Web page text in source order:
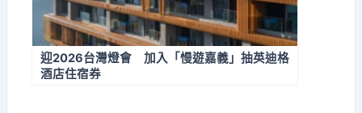
迎2026台灣燈會 加入「慢遊嘉義」抽英迪格
酒店住宿券